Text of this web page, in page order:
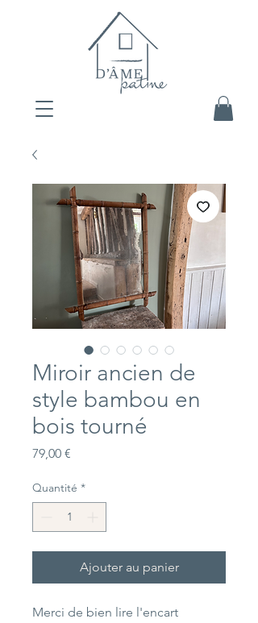
Miroir ancien de
style bambou en
bois tourné
79,00 €
Quantité *
Ajouter au panier
Merci de bien lire l'encart